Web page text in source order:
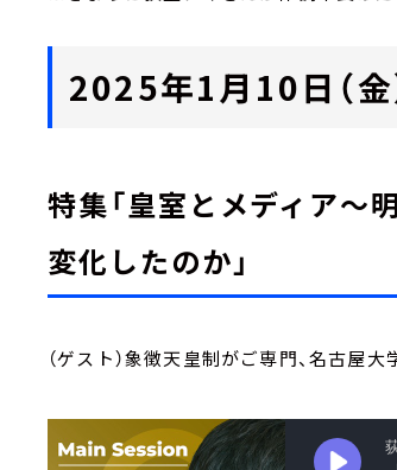
2025年1月10日（
特集「皇室とメディア～
変化したのか」
（ゲスト）象徴天皇制がご専門、名古屋